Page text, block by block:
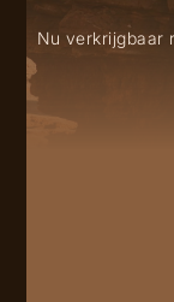
Nu verkrijgbaar